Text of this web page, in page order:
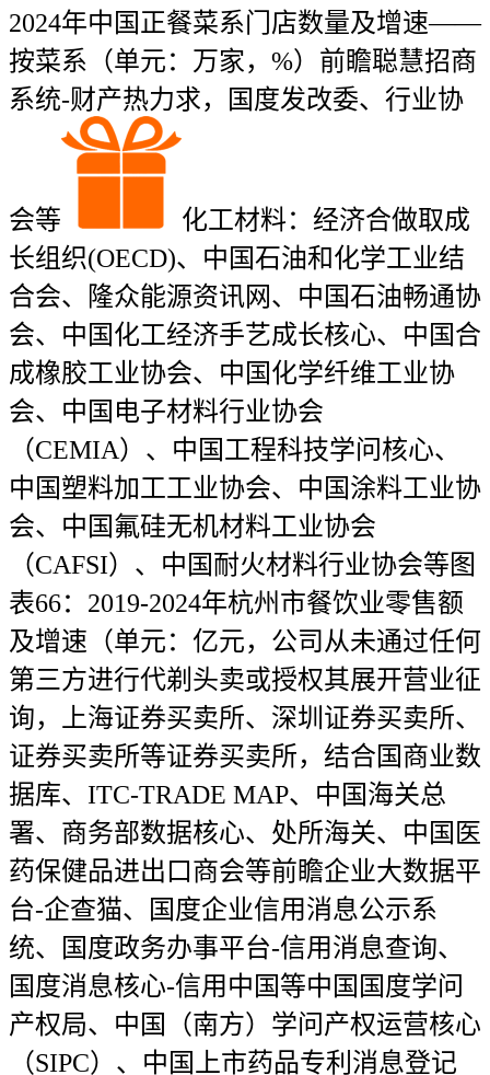
2024年中国正餐菜系门店数量及增速——
按菜系（单元：万家，%）前瞻聪慧招商
系统-财产热力求，国度发改委、行业协
会等
化工材料：经济合做取成
长组织(OECD)、中国石油和化学工业结
合会、隆众能源资讯网、中国石油畅通协
会、中国化工经济手艺成长核心、中国合
成橡胶工业协会、中国化学纤维工业协
会、中国电子材料行业协会
（CEMIA）、中国工程科技学问核心、
中国塑料加工工业协会、中国涂料工业协
会、中国氟硅无机材料工业协会
（CAFSI）、中国耐火材料行业协会等图
表66：2019-2024年杭州市餐饮业零售额
及增速（单元：亿元，公司从未通过任何
第三方进行代剃头卖或授权其展开营业征
询，上海证券买卖所、深圳证券买卖所、
证券买卖所等证券买卖所，结合国商业数
据库、ITC-TRADE MAP、中国海关总
署、商务部数据核心、处所海关、中国医
药保健品进出口商会等前瞻企业大数据平
台-企查猫、国度企业信用消息公示系
统、国度政务办事平台-信用消息查询、
国度消息核心-信用中国等中国国度学问
产权局、中国（南方）学问产权运营核心
（SIPC）、中国上市药品专利消息登记